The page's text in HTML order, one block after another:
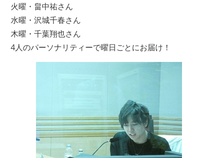
火曜・畠中祐さん
水曜・沢城千春さん
木曜・千葉翔也さん
4人のパーソナリティーで曜日ごとにお届け！